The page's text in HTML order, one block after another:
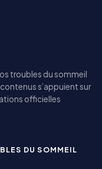
troubles du sommeil
s’appuient sur
officielles
DU SOMMEIL